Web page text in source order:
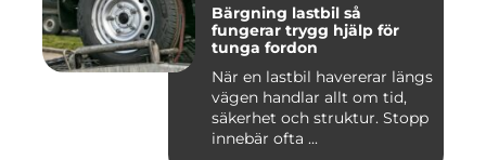
Bärgning lastbil så
fungerar trygg hjälp för
tunga fordon
När en lastbil havererar längs
vägen handlar allt om tid,
säkerhet och struktur. Stopp
innebär ofta ...